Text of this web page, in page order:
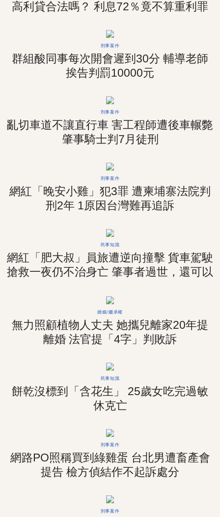
高利貸合法嗎？ 利息72％竟不算重利罪
刑事案件
群組酸同事每次開會遲到30分 輔導老師
挨告判罰10000元
刑事案件
亂切車道不讓直行車 害工程師遭後車輾斃
肇事騎士判7月徒刑
刑事案件
網紅「晚安小雞」犯3罪 遭柬埔寨法院判
刑2年 1原因台灣難再追訴
民事知識
網紅「肥大叔」員旅遭逆向撞擊 貨車駕駛
搶救一夜仍不治身亡 肇事者過世，還可以
婚姻/繼承權
無力照顧植物人丈夫 她攜兒離家20年提
離婚 法官提「4字」判敗訴
民事知識
餅乾沒標到「含花生」 25歲女吃完過敏
休克亡
刑事案件
網路PO照稱買到綠雞蛋 台北男遭畜產會
提告 檢方偵結作不起訴處分
刑事案件